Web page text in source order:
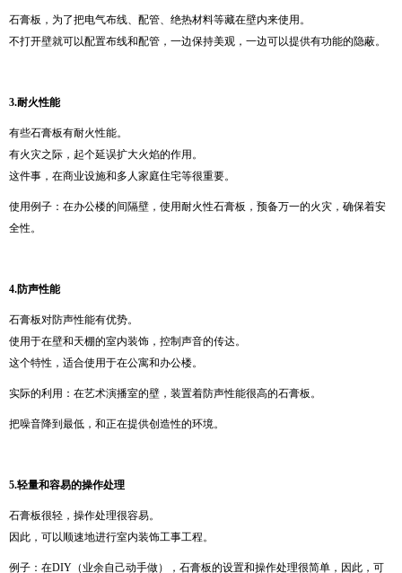
石膏板，为了把电气布线、配管、绝热材料等藏在壁内来使用。
不打开壁就可以配置布线和配管，一边保持美观，一边可以提供有功能的隐蔽。
3.耐火性能
有些石膏板有耐火性能。
有火灾之际，起个延误扩大火焰的作用。
这件事，在商业设施和多人家庭住宅等很重要。
使用例子：在办公楼的间隔壁，使用耐火性石膏板，预备万一的火灾，确保着安
全性。
4.防声性能
石膏板对防声性能有优势。
使用于在壁和天棚的室内装饰，控制声音的传达。
这个特性，适合使用于在公寓和办公楼。
实际的利用：在艺术演播室的壁，装置着防声性能很高的石膏板。
把噪音降到最低，和正在提供创造性的环境。
5.轻量和容易的操作处理
石膏板很轻，操作处理很容易。
因此，可以顺速地进行室内装饰工事工程。
例子：在DIY（业余自己动手做），石膏板的设置和操作处理很简单，因此，可